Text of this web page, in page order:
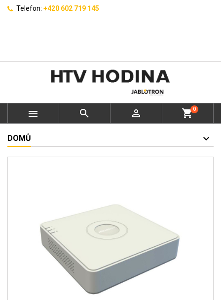
Telefon: +420 602 719 145
   shopping_cart0
DOMŮ